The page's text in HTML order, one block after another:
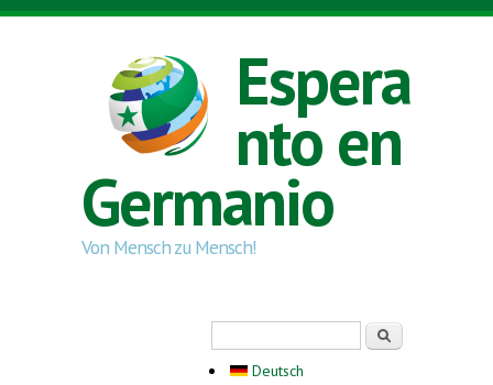
Skip to main content
Espera
nto en
Germanio
Von Mensch zu Mensch!
Deutsch